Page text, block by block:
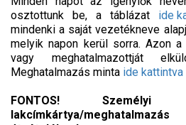
osztottunk be, a táblázat ide
mindenki a saját vezetékneve
melyik napon kerül sorra. Azon
vagy meghatalmazottját
Meghatalmazás minta ide kattintva
FONTOS!
lakcímkártya/